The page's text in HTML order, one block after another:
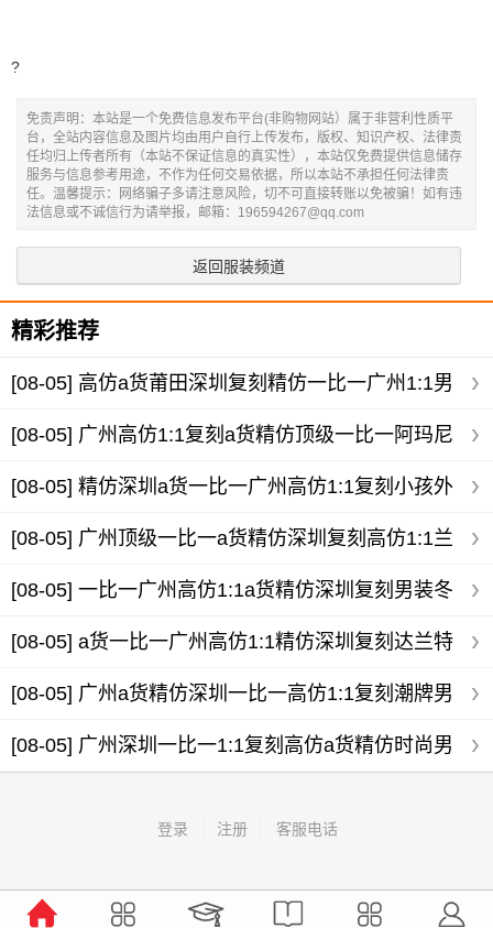
?
免责声明：本站是一个免费信息发布平台(非购物网站）属于非营利性质平
台，全站内容信息及图片均由用户自行上传发布，版权、知识产权、法律责
任均归上传者所有（本站不保证信息的真实性），本站仅免费提供信息储存
服务与信息参考用途，不作为任何交易依据，所以本站不承担任何法律责
任。温馨提示：网络骗子多请注意风险，切不可直接转账以免被骗！如有违
法信息或不诚信行为请举报，邮箱：196594267@qq.com
返回服装频道
精彩推荐
[08-05] 高仿a货莆田深圳复刻精仿一比一广州1:1男
装秋季商务衬衫
[08-05] 广州高仿1:1复刻a货精仿顶级一比一阿玛尼
男装全国专柜地址
[08-05] 精仿深圳a货一比一广州高仿1:1复刻小孩外
套男装仿棉布好吗
[08-05] 广州顶级一比一a货精仿深圳复刻高仿1:1兰
轩精品男装
[08-05] 一比一广州高仿1:1a货精仿深圳复刻男装冬
裤高端
[08-05] a货一比一广州高仿1:1精仿深圳复刻达兰特
高档男装
[08-05] 广州a货精仿深圳一比一高仿1:1复刻潮牌男
装卡其
[08-05] 广州深圳一比一1:1复刻高仿a货精仿时尚男
登录 注册 客服电话